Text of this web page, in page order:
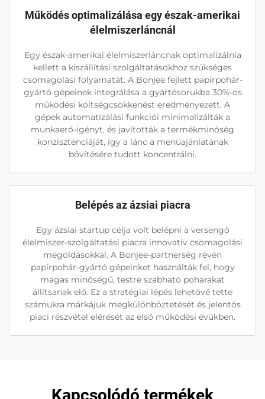
Működés optimalizálása egy észak-amerikai
élelmiszerláncnál
Egy észak-amerikai élelmiszerláncnak optimalizálnia
kellett a kiszállítási szolgáltatásokhoz szükséges
csomagolási folyamatát. A Bonjee fejlett papírpohár-
gyártó gépeinek integrálása a gyártósorukba 30%-os
működési költségcsökkenést eredményezett. A
gépek automatizálási funkciói minimalizálták a
munkaerő-igényt, és javították a termékminőség
konzisztenciáját, így a lánc a menüajánlatának
bővítésére tudott koncentrálni.
Belépés az ázsiai piacra
Egy ázsiai startup célja volt belépni a versengő
élelmiszer-szolgáltatási piacra innovatív csomagolási
megoldásokkal. A Bonjee-partnerség révén
papírpohár-gyártó gépeinket használták fel, hogy
magas minőségű, testre szabható poharakat
állítsanak elő. Ez a stratégiai lépés lehetővé tette
számukra márkájuk megkülönböztetését és jelentős
piaci részvétel elérését az első működési évükben.